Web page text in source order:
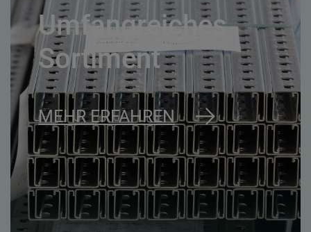
Umfangreiches
Sortiment
MEHR ERFAHREN